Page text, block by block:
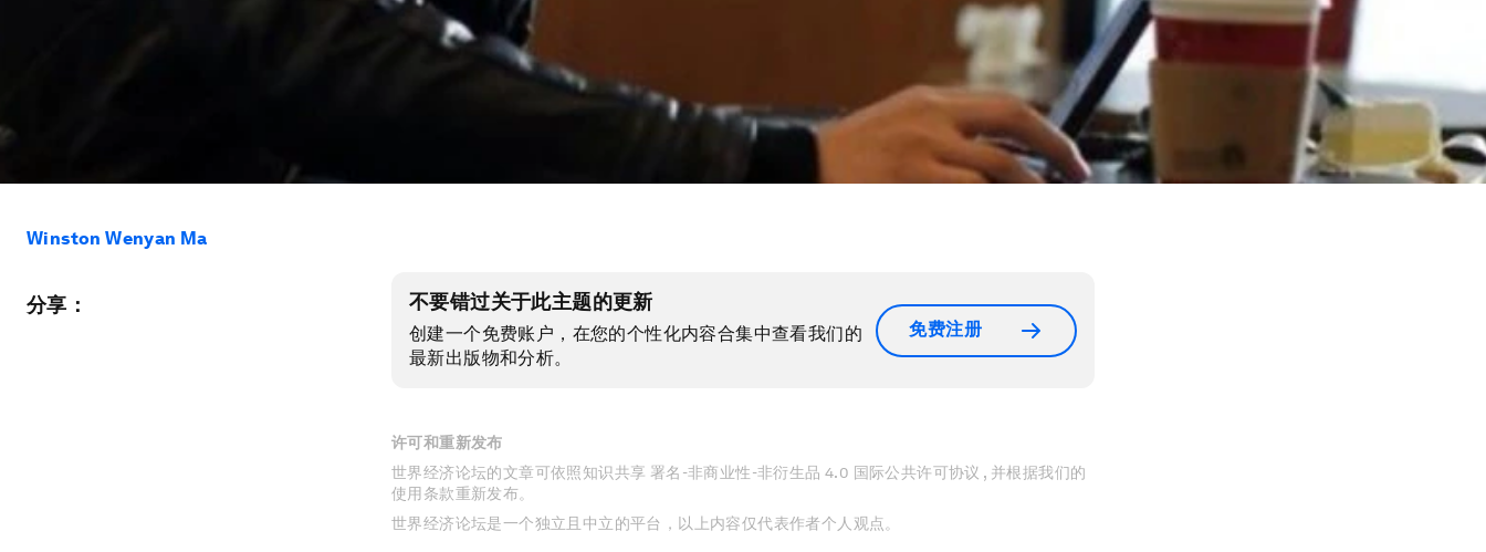
Winston Wenyan Ma
分享： 不要错过关于此主题的更新
创建一个免费账户，在您的个性化内容合集中查看我们的
最新出版物和分析。
免费注册
许可和重新发布
世界经济论坛的文章可依照知识共享 署名-非商业性-非衍生品 4.0 国际公共许可协议 , 并根据我们的
使用条款重新发布。
世界经济论坛是一个独立且中立的平台，以上内容仅代表作者个人观点。